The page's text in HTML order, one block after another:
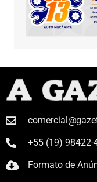
+55 (19) 98422-
Formato de